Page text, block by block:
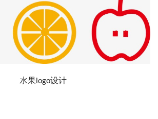
水果logo设计